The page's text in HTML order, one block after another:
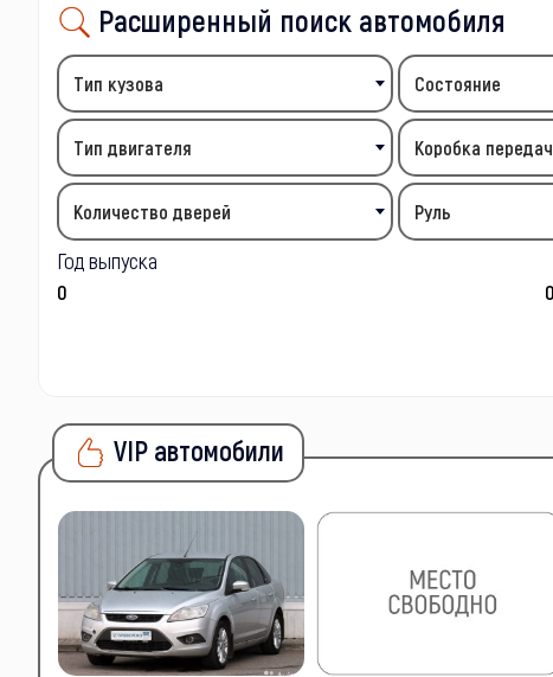
Расширенный поиск автомобиля
Тип кузова Состояние
Тип двигателя Коробка передач
Количество дверей Руль
Год выпуска
VIP автомобили